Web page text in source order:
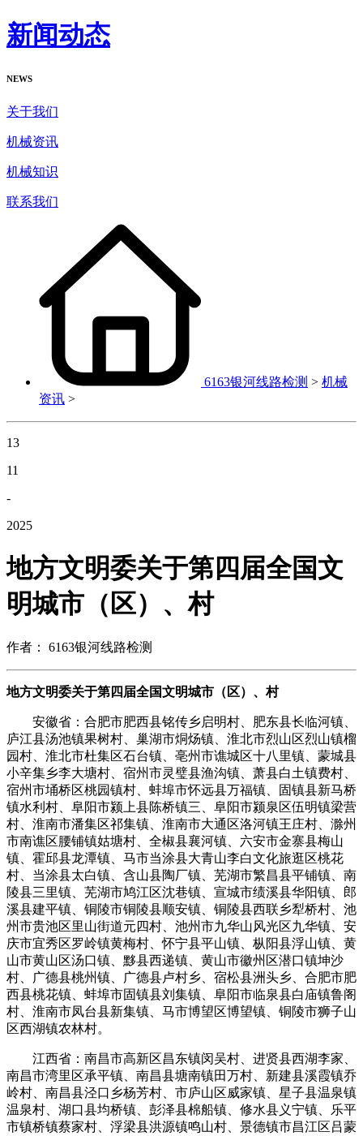
新闻动态
NEWS
关于我们
机械资讯
机械知识
联系我们
6163银河线路检测 > 机械
资讯 >
13
11
-
2025
地方文明委关于第四届全国文
明城市（区）、村
作者： 6163银河线路检测
地方文明委关于第四届全国文明城市（区）、村
安徽省：合肥市肥西县铭传乡启明村、肥东县长临河镇、
庐江县汤池镇果树村、巢湖市烔炀镇、淮北市烈山区烈山镇榴
园村、淮北市杜集区石台镇、亳州市谯城区十八里镇、蒙城县
小辛集乡李大塘村、宿州市灵璧县渔沟镇、萧县白土镇费村、
宿州市埇桥区桃园镇村、蚌埠市怀远县万福镇、固镇县新马桥
镇水利村、阜阳市颍上县陈桥镇三、阜阳市颍泉区伍明镇梁营
村、淮南市潘集区祁集镇、淮南市大通区洛河镇王庄村、滁州
市南谯区腰铺镇姑塘村、全椒县襄河镇、六安市金寨县梅山
镇、霍邱县龙潭镇、马市当涂县大青山李白文化旅逛区桃花
村、当涂县太白镇、含山县陶厂镇、芜湖市繁昌县平铺镇、南
陵县三里镇、芜湖市鸠江区沈巷镇、宣城市绩溪县华阳镇、郎
溪县建平镇、铜陵市铜陵县顺安镇、铜陵县西联乡犁桥村、池
州市贵池区里山街道元四村、池州市九华山风光区九华镇、安
庆市宜秀区罗岭镇黄梅村、怀宁县平山镇、枞阳县浮山镇、黄
山市黄山区汤口镇、黟县西递镇、黄山市徽州区潜口镇坤沙
村、广德县桃州镇、广德县卢村乡、宿松县洲头乡、合肥市肥
西县桃花镇、蚌埠市固镇县刘集镇、阜阳市临泉县白庙镇鲁阁
村、淮南市凤台县新集镇、马市博望区博望镇、铜陵市狮子山
区西湖镇农林村。
江西省：南昌市高新区昌东镇闵吴村、进贤县西湖李家、
南昌市湾里区承平镇、南昌县塘南镇田万村、新建县溪霞镇乔
岭村、南昌县泾口乡杨芳村、市庐山区威家镇、星子县温泉镇
温泉村、湖口县均桥镇、彭泽县棉船镇、修水县义宁镇、乐平
市镇桥镇蔡家村、浮梁县洪源镇鸣山村、景德镇市昌江区吕蒙